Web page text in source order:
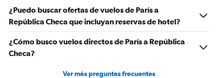
60.
¿Puedo buscar ofertas de vuelos de París a
República Checa que incluyan reservas de hotel?
¿Cómo busco vuelos directos de París a República
Checa?
Ver más preguntas frecuentes